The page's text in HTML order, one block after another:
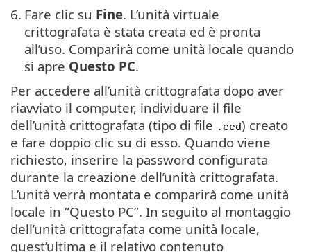
6. Fare clic su Fine. L’unità virtuale
crittografata è stata creata ed è pronta
all’uso. Comparirà come unità locale quando
si apre Questo PC.
Per accedere all’unità crittografata dopo aver
riavviato il computer, individuare il file
dell’unità crittografata (tipo di file .eed) creato
e fare doppio clic su di esso. Quando viene
richiesto, inserire la password configurata
durante la creazione dell’unità crittografata.
L’unità verrà montata e comparirà come unità
locale in “Questo PC”. In seguito al montaggio
dell’unità crittografata come unità locale,
quest’ultima e il relativo contenuto